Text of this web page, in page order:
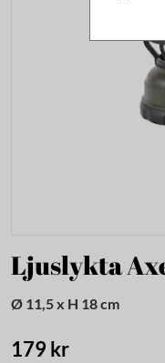
Ljuslykta
Ø 11,5 x H 18 cm
179 kr